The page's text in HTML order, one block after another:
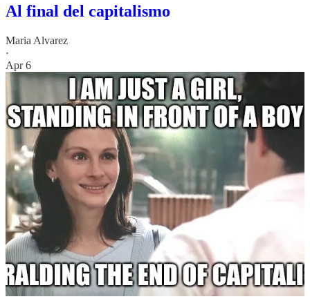
Al final del capitalismo
Maria Alvarez
·
Apr 6